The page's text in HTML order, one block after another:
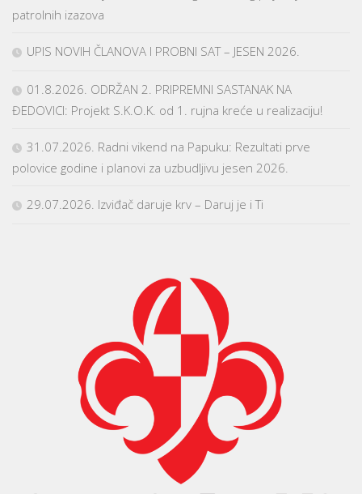
patrolnih izazova
UPIS NOVIH ČLANOVA I PROBNI SAT – JESEN 2026.
01.8.2026. ODRŽAN 2. PRIPREMNI SASTANAK NA
ĐEDOVICI: Projekt S.K.O.K. od 1. rujna kreće u realizaciju!
31.07.2026. Radni vikend na Papuku: Rezultati prve
polovice godine i planovi za uzbudljivu jesen 2026.
29.07.2026. Izviđač daruje krv – Daruj je i Ti